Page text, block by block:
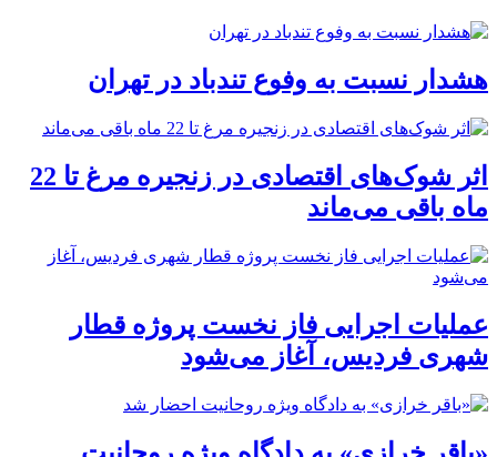
هشدار نسبت به وفوع تندباد در تهران
اثر شوک‌های اقتصادی در زنجیره مرغ تا 22
ماه باقی می‌ماند
عملیات اجرایی فاز نخست پروژه قطار
شهری فردیس، آغاز می‌شود